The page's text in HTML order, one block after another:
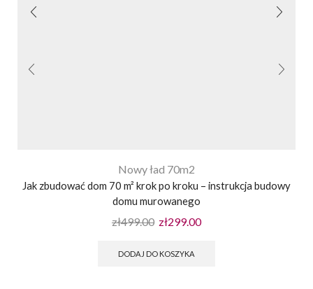
Nowy ład 70m2
Jak zbudować dom 70 m² krok po kroku – instrukcja budowy
domu murowanego
zł499.00 zł299.00
DODAJ DO KOSZYKA